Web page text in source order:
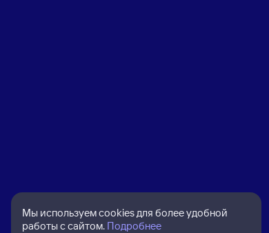
Мы используем cookies для более удобной
работы с сайтом. Подробнее